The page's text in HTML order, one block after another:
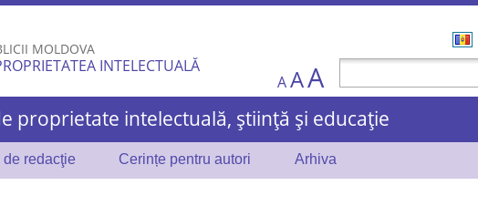
Skip to
content
MOLDOVA
INTELECTUALĂ
A AA
proprietate intelectuală, știință și educație
redacţie Cerințe pentru autori Arhiva